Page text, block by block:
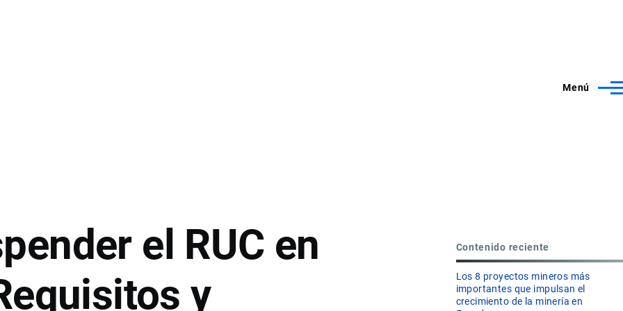
Menú
el RUC en
y
Contenido reciente
Los 8 proyectos mineros más
importantes que impulsan el
crecimiento de la minería en